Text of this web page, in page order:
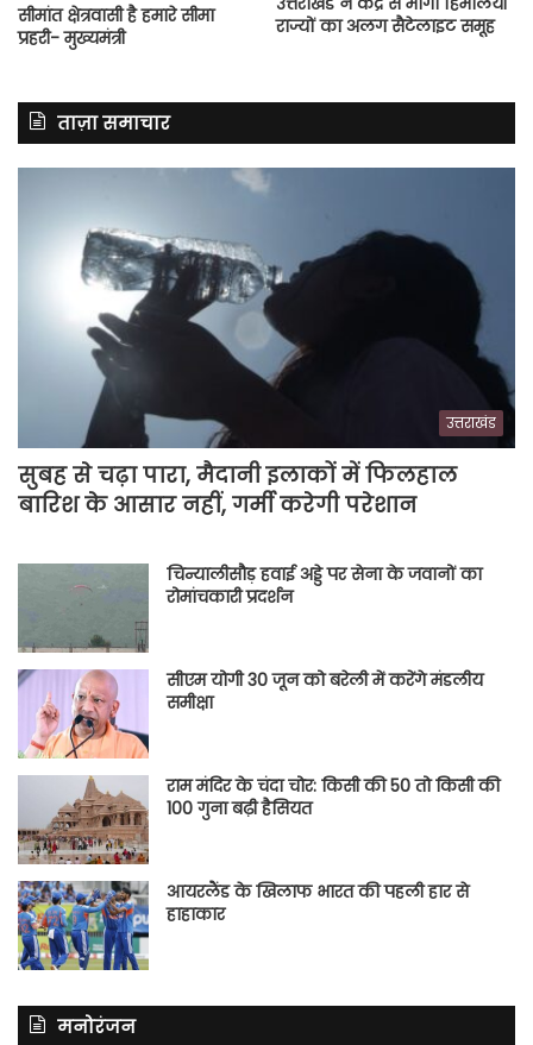
सीमांत क्षेत्रवासी है हमारे सीमा
प्रहरी- मुख्यमंत्री
राज्यों का अलग सैटेलाइट समूह
ताज़ा समाचार
उत्तराखंड
सुबह से चढ़ा पारा, मैदानी इलाकों में फिलहाल
बारिश के आसार नहीं, गर्मी करेगी परेशान
चिन्यालीसौड़ हवाई अड्डे पर सेना के जवानों का
रोमांचकारी प्रदर्शन
सीएम योगी 30 जून को बरेली में करेंगे मंडलीय
समीक्षा
राम मंदिर के चंदा चोर: किसी की 50 तो किसी की
100 गुना बढ़ी हैसियत
आयरलैंड के खिलाफ भारत की पहली हार से
हाहाकार
मनोरंजन